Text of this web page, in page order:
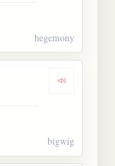
hegemony
Dengarkan
bigwig